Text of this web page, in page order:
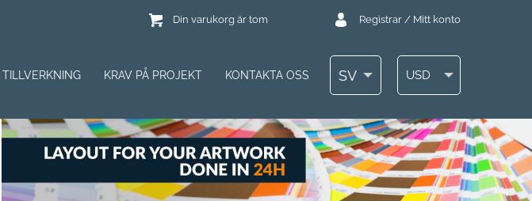
Din varukorg är tom Registrar / Mitt konto
TILLVERKNING KRAV PÅ PROJEKT KONTAKTA OSS SV USD